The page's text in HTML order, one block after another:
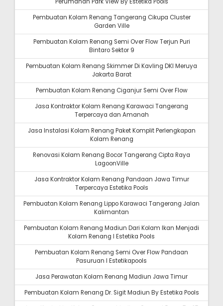
Pembuatan Kolam Renang Tangerang Cikupa Cluster
Garden Ville
Pembuatan Kolam Renang Semi Over Flow Terjun Puri
Bintaro Sektor 9
Pembuatan Kolam Renang Skimmer Di Kavling DKI Meruya
Jakarta Barat
Pembuatan Kolam Renang Ciganjur Semi Over Flow
Jasa Kontraktor Kolam Renang Karawaci Tangerang
Terpercaya dan Amanah
Jasa Instalasi Kolam Renang Paket Komplit Perlengkapan
Kolam Renang
Renovasi Kolam Renang Bocor Tangerang Cipta Raya
LagoonVille
Jasa Kontraktor Kolam Renang Pandaan Jawa Timur
Terpercaya Estetika Pools
Pembuatan Kolam Renang Lippo Karawaci Tangerang Jalan
Kalimantan
Pembuatan Kolam Renang Madiun Dari Kolam Ikan Menjadi
Kolam Renang I Estetika Pools
Pembuatan Kolam Renang Semi Over Flow Pandaan
Pasuruan I Estetikapools
Jasa Perawatan Kolam Renang Madiun Jawa Timur
Pembuatan Kolam Renang Dr. Sigit Madiun By Estetika Pools